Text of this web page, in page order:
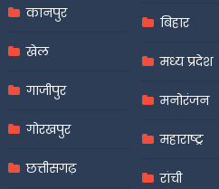
कानपुर
खेल
गाजीपुर
गोरखपुर
छत्तीसगढ़
बिहार
मध्य प्रदेश
मनोरंजन
महाराष्ट्र
रांची